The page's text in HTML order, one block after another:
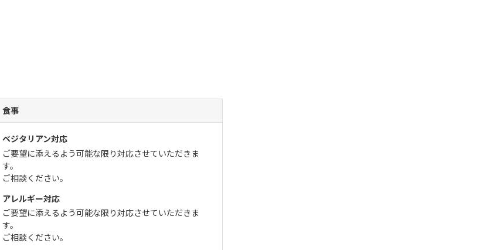
食事
ベジタリアン対応
ご要望に添えるよう可能な限り対応させていただきま
す。
ご相談ください。
アレルギー対応
ご要望に添えるよう可能な限り対応させていただきま
す。
ご相談ください。